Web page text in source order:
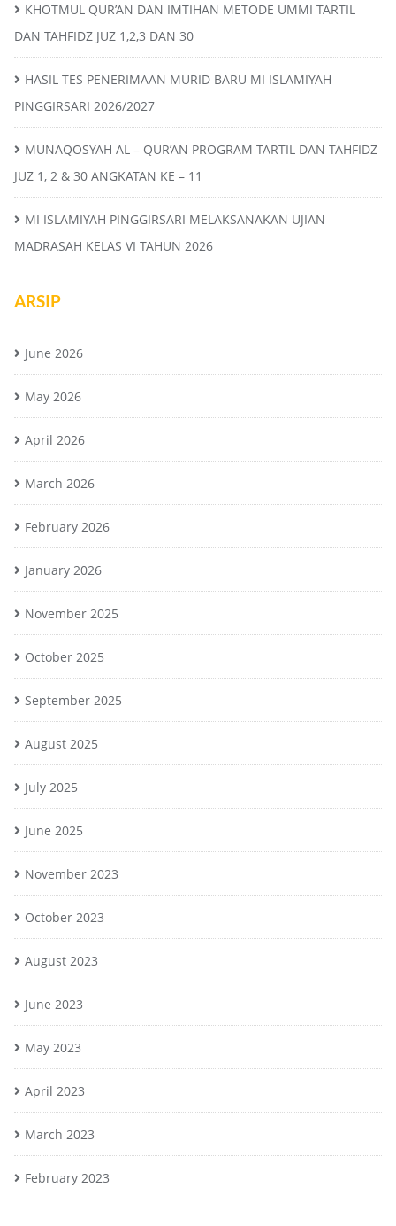
KHOTMUL QUR’AN DAN IMTIHAN METODE UMMI TARTIL
DAN TAHFIDZ JUZ 1,2,3 DAN 30
HASIL TES PENERIMAAN MURID BARU MI ISLAMIYAH
PINGGIRSARI 2026/2027
MUNAQOSYAH AL – QUR’AN PROGRAM TARTIL DAN TAHFIDZ
JUZ 1, 2 & 30 ANGKATAN KE – 11
MI ISLAMIYAH PINGGIRSARI MELAKSANAKAN UJIAN
MADRASAH KELAS VI TAHUN 2026
ARSIP
June 2026
May 2026
April 2026
March 2026
February 2026
January 2026
November 2025
October 2025
September 2025
August 2025
July 2025
June 2025
November 2023
October 2023
August 2023
June 2023
May 2023
April 2023
March 2023
February 2023